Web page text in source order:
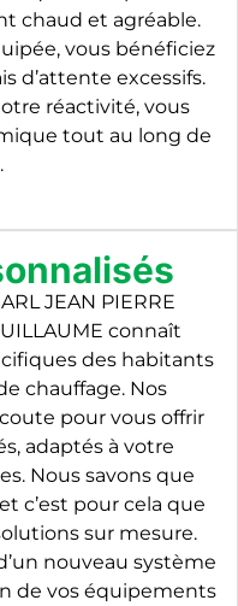
chaud et agréable.
vous bénéficiez
d’attente excessifs.
réactivité, vous
tout au long de
JEAN PIERRE
connaît
des habitants
chauffage. Nos
pour vous offrir
adaptés à votre
Nous savons que
c’est pour cela que
sur mesure.
nouveau système
de vos équipements